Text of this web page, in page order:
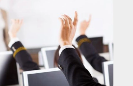
foil in place of a steel
加一點洗碗液，並用一球錫
to life.
Fill the bottom of